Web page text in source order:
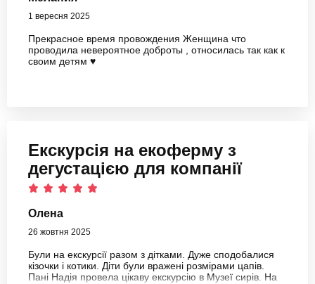
1 вересня 2025
Прекрасное время провождения Женщина что
проводила невероятное доброты , относилась так как к
своим детям ♥️
Екскурсія на екоферму з
дегустацією для компанії
Олена
26 жовтня 2025
Були на екскурсії разом з дітками. Дуже сподобалися
кізочки і котики. Діти були вражені розмірами цапів.
Пані Надія провела цікаву екскурсію в Музеї сирів. На